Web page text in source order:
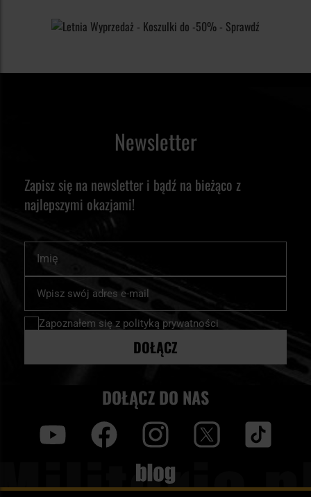
dotyczące realizmu, parametrów oraz specyfiki gry.
Newsletter
Zapisz się na newsletter i bądź na bieżąco z
najlepszymi okazjami!
nasz
newsletter:
Zapoznałem się z polityką prywatności
DOŁĄCZ
DOŁĄCZ DO NAS
Blog